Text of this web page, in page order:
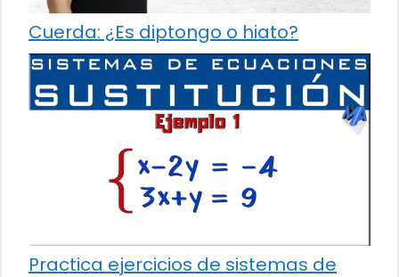
Cuerda: ¿Es diptongo o hiato?
Practica ejercicios de sistemas de